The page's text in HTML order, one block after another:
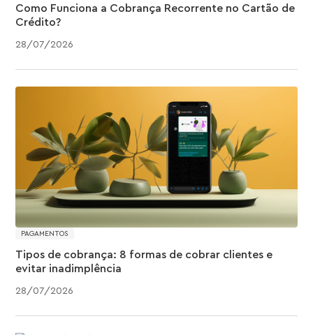
28/07/2026
Como Funciona a Cobrança Recorrente no Cartão de
Crédito?
PAGAMENTOS
28 /07/2026
Tipos de cobrança: 8 formas de cobrar clientes e
evitar inadimplência